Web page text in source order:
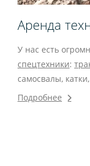
Аренда
У нас есть
спецтехники:
самосвалы,
Подробнее